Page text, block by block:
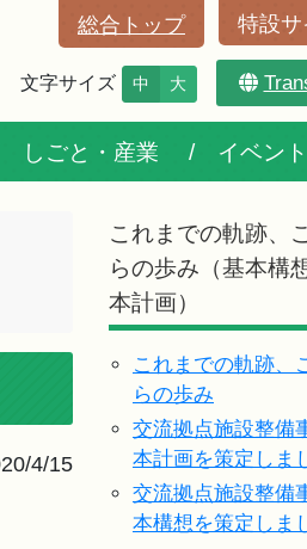
総合トップ 特設サ
文字サイズ 中 大
しごと・産業 イベン
4/15
これまでの軌跡、
らの歩み（基本構
本計画）
これまでの軌跡、
らの歩み
交流拠点施設整備
本計画を策定しま
交流拠点施設整備
本構想を策定しま